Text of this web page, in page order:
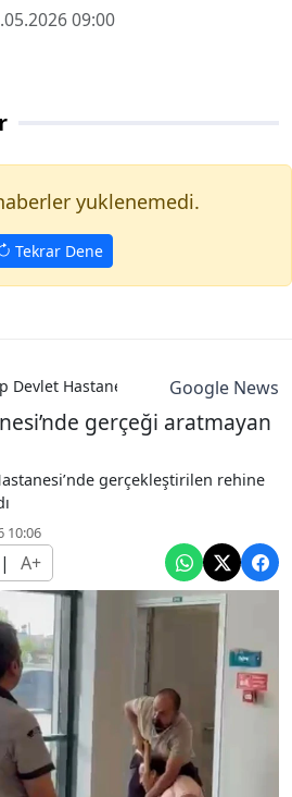
09:00
yuklenemedi.
Tekrar Dene
Devlet Hastanesi’nde gerçeği
Google News
gerçeği aratmayan
gerçekleştirilen rehine
10:06
| A+